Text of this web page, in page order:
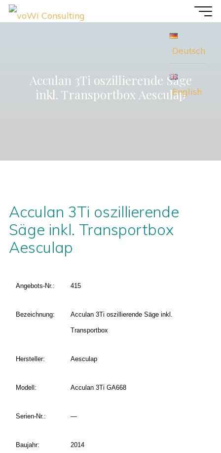
Zum
Inhalt
Deutsch
English
Acculan 3Ti oszillierende Säge
inkl. Transportbox Aesculap
Acculan 3Ti oszillierende
Säge inkl. Transportbox
Aesculap
Angebots-Nr.: 415
Bezeichnung: Acculan 3Ti oszillierende Säge inkl.
Transportbox
Hersteller: Aesculap
Modell: Acculan 3Ti GA668
Serien-Nr.: —
Baujahr: 2014